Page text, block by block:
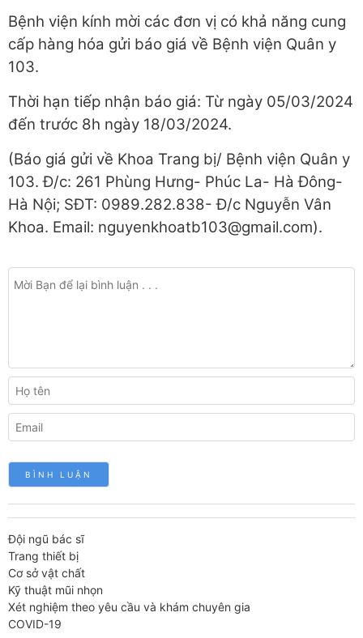
Bệnh viện kính mời các đơn vị có khả năng cung
cấp hàng hóa gửi báo giá về Bệnh viện Quân y
103.
Thời hạn tiếp nhận báo giá: Từ ngày 05/03/2024
đến trước 8h ngày 18/03/2024.
(Báo giá gửi về Khoa Trang bị/ Bệnh viện Quân y
103. Đ/c: 261 Phùng Hưng- Phúc La- Hà Đông-
Hà Nội; SĐT: 0989.282.838- Đ/c Nguyễn Vân
Khoa. Email: nguyenkhoatb103@gmail.com).
Đội ngũ bác sĩ
Trang thiết bị
Cơ sở vật chất
Kỹ thuật mũi nhọn
Xét nghiệm theo yêu cầu và khám chuyên gia
COVID-19